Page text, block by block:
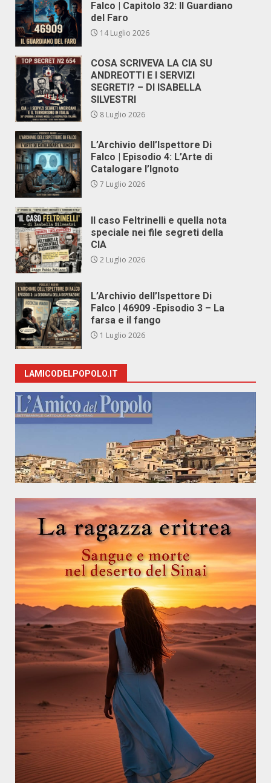
Falco | Capitolo 32: Il Guardiano
del Faro
14 Luglio 2026
COSA SCRIVEVA LA CIA SU
ANDREOTTI E I SERVIZI
SEGRETI? – DI ISABELLA
SILVESTRI
8 Luglio 2026
L’Archivio dell’Ispettore Di
Falco | Episodio 4: L’Arte di
Catalogare l’Ignoto
7 Luglio 2026
Il caso Feltrinelli e quella nota
speciale nei file segreti della
CIA
2 Luglio 2026
L’Archivio dell’Ispettore Di
Falco | 46909 -Episodio 3 – La
farsa e il fango
1 Luglio 2026
LAMICODELPOPOLO.IT